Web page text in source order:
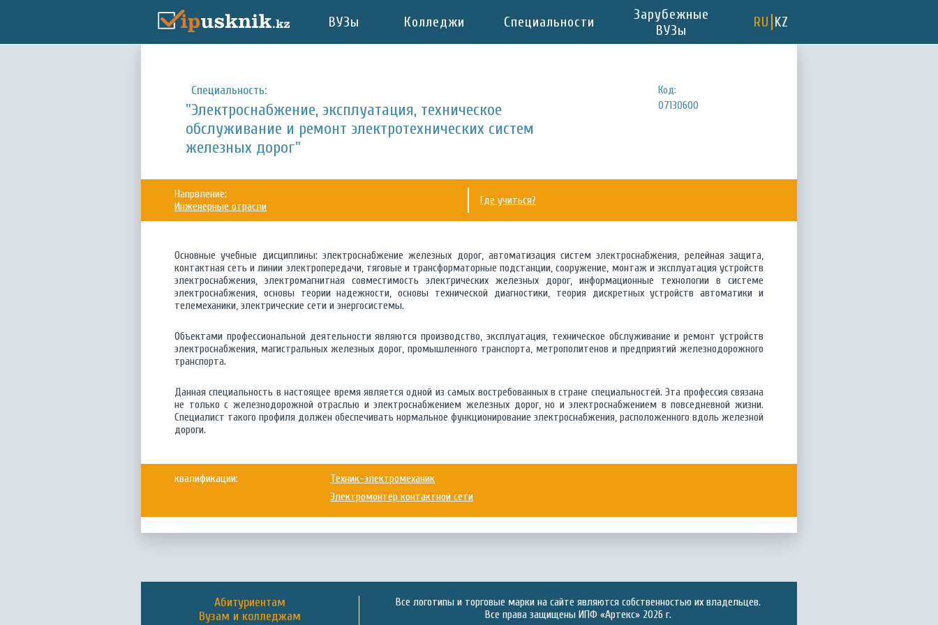
ВУЗы Колледжи Специальности
Зарубежные
ВУЗы
RU KZ
Специальность:
"Электроснабжение, эксплуатация, техническое
обслуживание и ремонт электротехнических систем
железных дорог"
Код:
07130600
Напрвление:
Инженерные отрасли
Где учиться?
Основные учебные дисциплины: электроснабжение железных дорог, автоматизация систем электроснабжения, релейная защита,
контактная сеть и линии электропередачи, тяговые и трансформаторные подстанции, сооружение, монтаж и эксплуатация устройств
электроснабжения, электромагнитная совместимость электрических железных дорог, информационные технологии в системе
электроснабжения, основы теории надежности, основы технической диагностики, теория дискретных устройств автоматики и
телемеханики, электрические сети и энергосистемы.
Объектами профессиональной деятельности являются производство, эксплуатация, техническое обслуживание и ремонт устройств
электроснабжения, магистральных железных дорог, промышленного транспорта, метрополитенов и предприятий железнодорожного
транспорта.
Данная специальность в настоящее время является одной из самых востребованных в стране специальностей. Эта профессия связана
не только с железнодорожной отраслью и электроснабжением железных дорог, но и электроснабжением в повседневной жизни.
Специалист такого профиля должен обеспечивать нормальное функционирование электроснабжения, расположенного вдоль железной
дороги.
квалификации:
Техник-электромеханик
Электромонтер контактной сети
Абитуриентам
Вузам и колледжам
Все логотипы и торговые марки на сайте являются собственностью их владельцев.
Все права защищены ИПФ «Артекс» 2026 г.